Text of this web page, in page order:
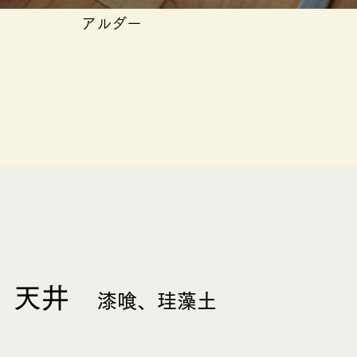
​アルダー
天井 ​漆喰、珪藻土